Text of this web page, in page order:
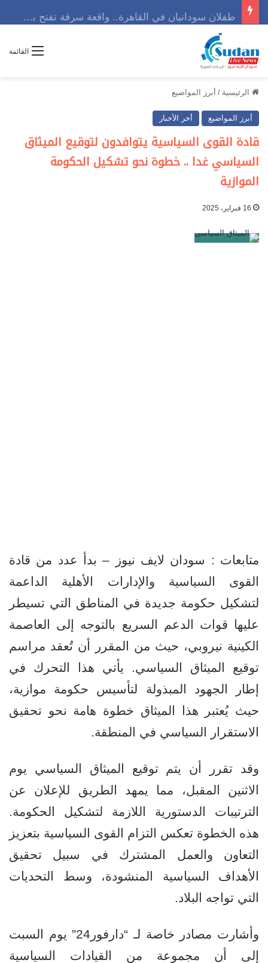
القائمة
الرئيسية / أبرز المواضيع
أبرز المواضيع أخر الأخبار
قادة القوى السياسية يتوافدون لتوقيع الميثاق
السياسي غدا .. خطوة نحو تشكيل الحكومة
الموازية
16 فبراير، 2025
متابعات : سودان لايف نيوز – بدأ عدد من قادة
القوى السياسية والإدارات الأهلية الداعمة
لتشكيل حكومة جديدة في المناطق التي تسيطر
عليها قوات الدعم السريع بالتوجه إلى العاصمة
الكينية نيروبي، حيث من المقرر أن تُعقد مراسم
توقيع الميثاق السياسي. يأتي هذا التحرك في
إطار الجهود المبذولة لتأسيس حكومة موازية،
حيث يُعتبر هذا الميثاق خطوة هامة نحو تحقيق
الاستقرار السياسي في المنطقة.
وقد تقرر أن يتم توقيع الميثاق السياسي يوم
الاثنين المقبل، مما يمهد الطريق للإعلان عن
الترتيبات الدستورية اللازمة لتشكيل الحكومة.
هذه الخطوة تعكس التزام القوى السياسية بتعزيز
التعاون والعمل المشترك في سبيل تحقيق
الأهداف السياسية المنشودة، وسط التحديات
التي تواجه البلاد.
وأشارت مصادر خاصة لـ “دارفور24” يوم السبت
إلى أن مجموعة من القيادات السياسية